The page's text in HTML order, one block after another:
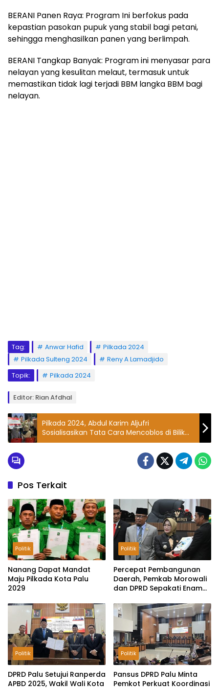
BERANI Panen Raya: Program Ini berfokus pada
kepastian pasokan pupuk yang stabil bagi petani,
sehingga menghasilkan panen yang berlimpah.
BERANI Tangkap Banyak: Program ini menyasar para
nelayan yang kesulitan melaut, termasuk untuk
memastikan tidak lagi terjadi BBM langka BBM bagi
nelayan.
Tag: Anwar Hafid
Pilkada 2024
Pilkada Sulteng 2024
Reny A Lamadjido
Topik:
Pilkada 2024
Editor: Rian Afdhal
Pilkada 2024, Abdul Karim Aljufri
Sosialisasikan Tata Cara Mencoblos di Bilik
Suara
Pos Terkait
Politik
Nanang Dapat Mandat
Maju Pilkada Kota Palu
2029
Politik
Percepat Pembangunan
Daerah, Pemkab Morowali
dan DPRD Sepakati Enam
Politik
DPRD Palu Setujui Ranperda
APBD 2025, Wakil Wali Kota
Politik
Pansus DPRD Palu Minta
Pemkot Perkuat Koordinasi